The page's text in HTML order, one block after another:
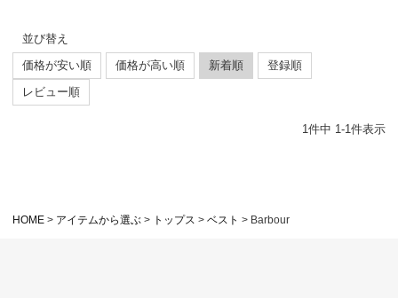
並び替え
価格が安い順
価格が高い順 新着順
登録順
レビュー順
1件中 1-1件表示
HOME アイテムから選ぶ トップス ベスト Barbour